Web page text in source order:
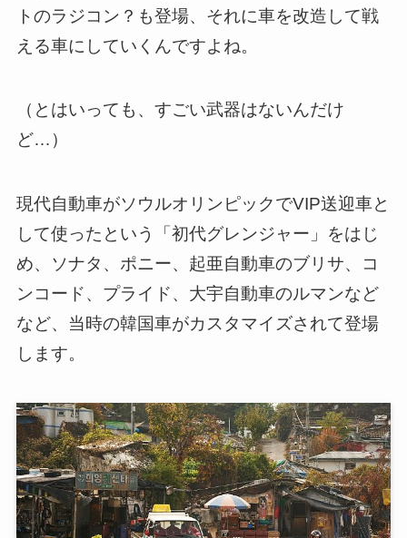
トのラジコン？も登場、それに車を改造して戦
える車にしていくんですよね。
（とはいっても、すごい武器はないんだけ
ど…）
現代自動車がソウルオリンピックでVIP送迎車と
して使ったという「初代グレンジャー」をはじ
め、ソナタ、ポニー、起亜自動車のブリサ、コ
ンコード、プライド、大宇自動車のルマンなど
など、当時の韓国車がカスタマイズされて登場
します。